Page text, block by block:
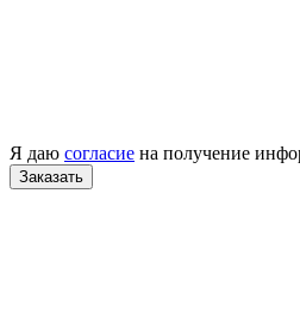
Я даю согласие на получение